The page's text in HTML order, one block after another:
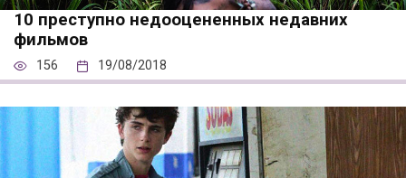
10 преступно недооцененных недавних
фильмов
156 19/08/2018